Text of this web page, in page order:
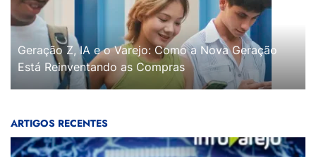
Geração Z, IA e o Varejo: Como a Nova Geração
Está Reinventando as Compras
ARTIGOS RECENTES